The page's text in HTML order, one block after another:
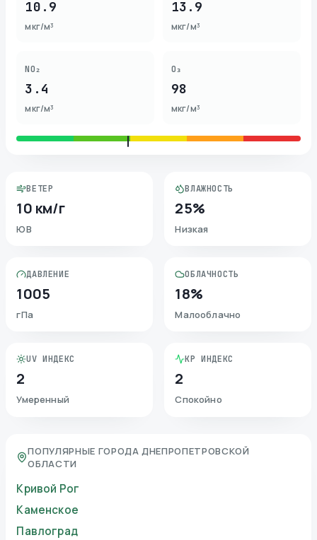
10.9
мкг/м³
13.9
мкг/м³
NO₂
3.4
мкг/м³
O₃
98
мкг/м³
ВЕТЕР
10 км/г
ЮВ
ВЛАЖНОСТЬ
25%
Низкая
ДАВЛЕНИЕ
1005
гПа
ОБЛАЧНОСТЬ
18%
Малооблачно
UV ИНДЕКС
2
Умеренный
KP ИНДЕКС
2
Спокойно
ПОПУЛЯРНЫЕ ГОРОДА ДНЕПРОПЕТРОВСКОЙ
ОБЛАСТИ
Кривой Рог
Каменское
Павлоград